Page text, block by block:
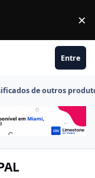
×
Entre
de outros